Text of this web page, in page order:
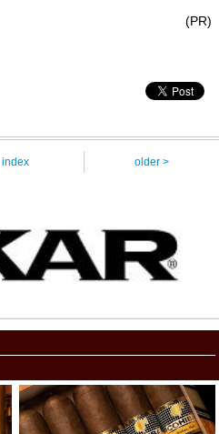
(PR)
index older >